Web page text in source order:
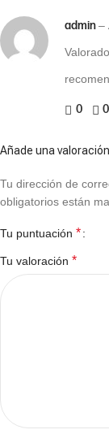
admin–
0 0
Añade una valoración
Tu dirección de
obligatorios están
Tu puntuación *
Tu valoración *